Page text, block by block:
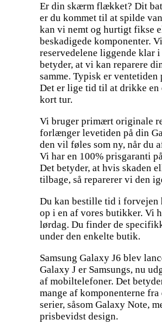
Er din skærm flækket? Dit
er du kommet til at spilde
kan vi nemt og hurtigt fikse
beskadigede komponenter.
reservedelene liggende klar
betyder, at vi kan reparere
samme. Typisk er ventetiden
Det er lige tid til at drikke en
kort tur.
Vi bruger primært originale
forlænger levetiden på din
den vil føles som ny, når du
Vi har en 100% prisgaranti
Det betyder, at hvis skaden
tilbage, så reparerer vi den
Du kan bestille tid i forvejen
op i en af vores butikker. Vi
lørdag. Du finder de
under den enkelte butik.
Samsung Galaxy J6 blev
Galaxy J er Samsungs, nu
af mobiltelefoner. Det
mange af komponenterne
serier, såsom Galaxy Note,
prisbevidst design.